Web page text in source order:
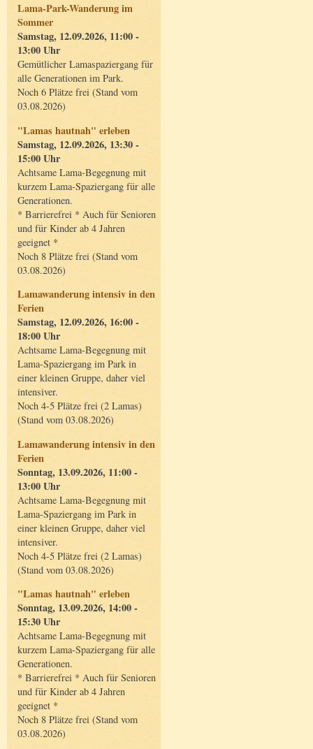
Lama-Park-Wanderung im
Sommer
Samstag, 12.09.2026, 11:00 -
13:00 Uhr
Gemütlicher Lamaspaziergang für
alle Generationen im Park.
Noch 6 Plätze frei (Stand vom
03.08.2026)
"Lamas hautnah" erleben
Samstag, 12.09.2026, 13:30 -
15:00 Uhr
Achtsame Lama-Begegnung mit
kurzem Lama-Spaziergang für alle
Generationen.
* Barrierefrei * Auch für Senioren
und für Kinder ab 4 Jahren
geeignet *
Noch 8 Plätze frei (Stand vom
03.08.2026)
Lamawanderung intensiv in den
Ferien
Samstag, 12.09.2026, 16:00 -
18:00 Uhr
Achtsame Lama-Begegnung mit
Lama-Spaziergang im Park in
einer kleinen Gruppe, daher viel
intensiver.
Noch 4-5 Plätze frei (2 Lamas)
(Stand vom 03.08.2026)
Lamawanderung intensiv in den
Ferien
Sonntag, 13.09.2026, 11:00 -
13:00 Uhr
Achtsame Lama-Begegnung mit
Lama-Spaziergang im Park in
einer kleinen Gruppe, daher viel
intensiver.
Noch 4-5 Plätze frei (2 Lamas)
(Stand vom 03.08.2026)
"Lamas hautnah" erleben
Sonntag, 13.09.2026, 14:00 -
15:30 Uhr
Achtsame Lama-Begegnung mit
kurzem Lama-Spaziergang für alle
Generationen.
* Barrierefrei * Auch für Senioren
und für Kinder ab 4 Jahren
geeignet *
Noch 8 Plätze frei (Stand vom
03.08.2026)